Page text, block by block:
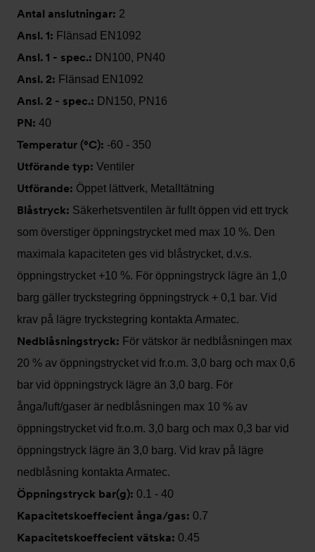
Antal anslutningar: 2
Ansl. 1: Flänsad EN1092
Ansl. 1 - spec.: DN100, PN40
Ansl. 2: Flänsad EN1092
Ansl. 2 - spec.: DN150, PN16
PN: 40
Temperatur (°C): -60 - 350
Utförande typ: Ventiler
Utförande: Öppet lättverk, Metalltätning
Blåstryck: Säkerhetsventilen är fullt öppen vid ett tryck
som överstiger öppningstrycket med max 10 %. Den
maximala kapaciteten ges vid blåstrycket, d.v.s.
öppningstrycket +10 %. För öppningstryck lägre än 1,0
barg gäller tryckstegring öppningstryck + 0,1 bar. Vid
krav på lägre tryckstegring kontakta Armatec.
Nedblåsningstryck: För vätskor är nedblåsningen max
20 % av öppningstrycket vid fr.o.m. 3,0 barg och max 0,6
bar vid öppningstryck lägre än 3,0 barg. För
ånga/luft/gaser är nedblåsningen max 10 % av
öppningstrycket vid fr.o.m. 3,0 barg och max 0,3 bar vid
öppningstryck lägre än 3,0 barg. Vid krav på lägre
nedblåsning kontakta Armatec.
Öppningstryck bar(g): 0.1 - 40
Kapacitetskoeffecient ånga/gas: 0.7
Kapacitetskoeffecient vätska: 0.45